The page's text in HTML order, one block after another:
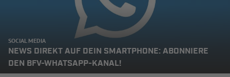
SOCIAL MEDIA
NEWS DIREKT AUF DEIN SMARTPHONE: ABONNIERE
DEN BFV-WHATSAPP-KANAL!